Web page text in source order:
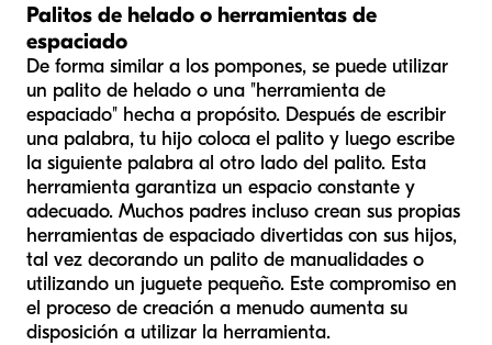
Palitos de helado o herramientas de
espaciado
De forma similar a los pompones, se puede utilizar
un palito de helado o una "herramienta de
espaciado" hecha a propósito. Después de escribir
una palabra, tu hijo coloca el palito y luego escribe
la siguiente palabra al otro lado del palito. Esta
herramienta garantiza un espacio constante y
adecuado. Muchos padres incluso crean sus propias
herramientas de espaciado divertidas con sus hijos,
tal vez decorando un palito de manualidades o
utilizando un juguete pequeño. Este compromiso en
el proceso de creación a menudo aumenta su
disposición a utilizar la herramienta.